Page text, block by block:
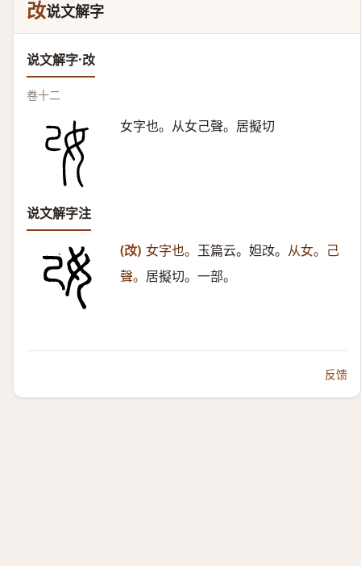
妀说文解字
说文解字·妀
卷十二
女字也。从女己聲。居擬切
说文解字注
(妀) 女字也。 玉篇云。妲妀。 从女。己
聲。 居擬切。一部。
反馈